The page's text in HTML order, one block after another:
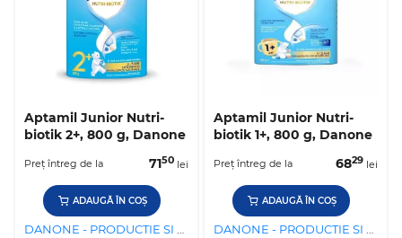
Aptamil Junior Nutri-
biotik 2+, 800 g, Danone
Preț întreg de la 7150 lei
ADAUGĂ ÎN COȘ
DANONE - PRODUCTIE SI DISTRIBUTIE DE PRODUSE ALIMENTARE SRL
Aptamil Junior Nutri-
biotik 1+, 800 g, Danone
Preț întreg de la 6829 lei
ADAUGĂ ÎN COȘ
DANONE - PRODUCTIE SI DISTRIBUTIE DE PRODUSE ALIMENTARE SRL